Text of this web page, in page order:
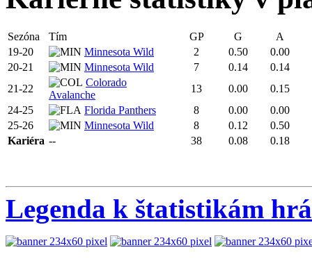
Sezóna Tím GP G
A
19-20
Minnesota Wild 2 0.50
0.00
20-21
Minnesota Wild 7 0.14
0.14
21-22
Colorado
Avalanche
13 0.00
0.15
24-25
Florida Panthers 8 0.00
0.00
25-26
Minnesota Wild 8 0.12
0.50
Kariéra -- 38 0.08 0.18
Legenda k štatistikám